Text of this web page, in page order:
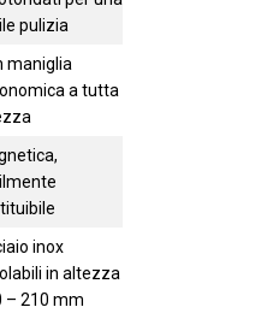
pulizia
maniglia
a tutta
inox
in altezza
– 210 mm